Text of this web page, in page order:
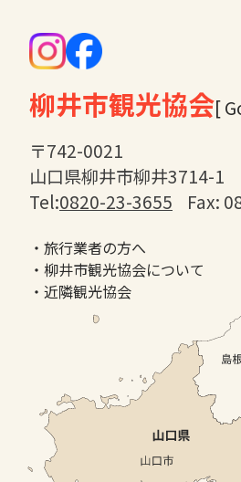
柳井市観光協会[
〒742-0021
山口県柳井市柳井3714-1
Tel:0820-23-3655 Fax:
・旅行業者の方へ
・柳井市観光協会について
・近隣観光協会